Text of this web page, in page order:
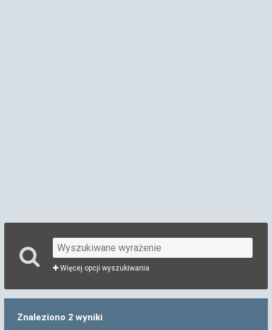
Więcej opcji wyszukiwania
Znaleziono 2 wyniki